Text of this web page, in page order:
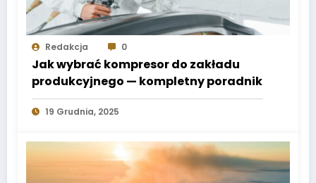
Redakcja 0
Jak wybrać kompresor do zakładu
produkcyjnego — kompletny poradnik
19 Grudnia, 2025